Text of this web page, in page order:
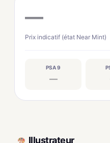
—
Prix indicatif (état Near Mint)
PSA 9
—
Illustrateur